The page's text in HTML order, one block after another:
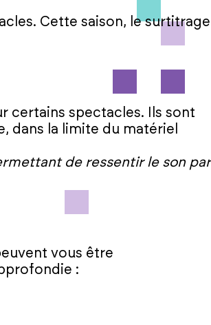
Cette saison, le surtitrage
certains spectacles. Ils sont
dans la limite du matériel
de ressentir le son par
vous être
: